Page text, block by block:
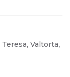
Teresa, Valtorta,